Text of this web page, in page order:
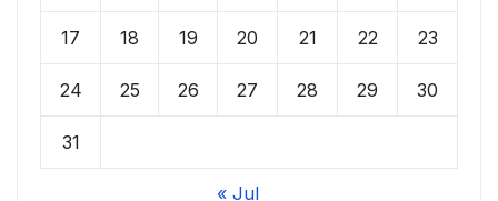
17 18 19 20 21 22 23
24 25 26 27 28 29 30
31
« Jul